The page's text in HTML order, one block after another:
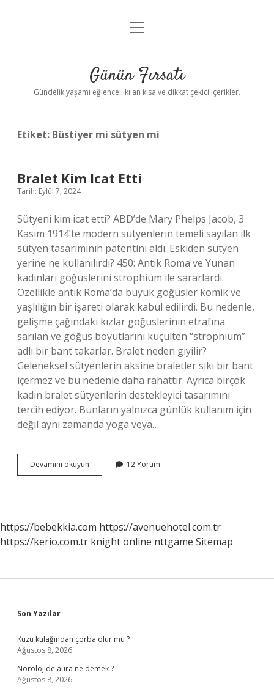
Anasayfa
Yasal Uyarı
menüyü
Günün Fırsatı
Gündelik yaşamı eğlenceli kılan kısa ve dikkat çekici içerikler.
Etiket: Büstiyer mi sütyen mi
Bralet Kim Icat Etti
Tarih: Eylül 7, 2024
Sütyeni kim icat etti? ABD’de Mary Phelps Jacob, 3
Kasım 1914’te modern sutyenlerin temeli sayılan ilk
sutyen tasarımının patentini aldı. Eskiden sütyen
yerine ne kullanılırdı? 450: Antik Roma ve Yunan
kadınları göğüslerini strophium ile sararlardı.
Özellikle antik Roma’da büyük göğüsler komik ve
yaşlılığın bir işareti olarak kabul edilirdi. Bu nedenle,
gelişme çağındaki kızlar göğüslerinin etrafına
sarılan ve göğüs boyutlarını küçülten “strophium”
adlı bir bant takarlar. Bralet neden giyilir?
Geleneksel sütyenlerin aksine braletler sıkı bir bant
içermez ve bu nedenle daha rahattır. Ayrıca birçok
kadın bralet sütyenlerin destekleyici tasarımını
tercih ediyor. Bunların yalnızca günlük kullanım için
değil aynı zamanda yoga veya…
Devamını okuyun
Kim
12 Yorum
https://bebekkia.com https://avenuehotel.com.tr
https://kerio.com.tr knight online nttgame Sitemap
Sidebar
Son Yazılar
Kuzu kulağından çorba olur mu ?
Ağustos 8, 2026
Nörolojide aura ne demek ?
Ağustos 8, 2026